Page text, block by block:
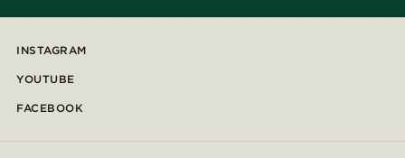
INSTAGRAM
YOUTUBE
FACEBOOK